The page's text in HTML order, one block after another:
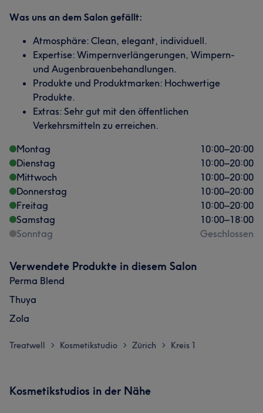
Was uns an dem Salon gefällt:
Atmosphäre: Clean, elegant, individuell.
Expertise: Wimpernverlängerungen, Wimpern-
und Augenbrauenbehandlungen.
Produkte und Produktmarken: Hochwertige
Produkte.
Extras: Sehr gut mit den öffentlichen
Verkehrsmitteln zu erreichen.
Montag
10:00–20:00
Dienstag
10:00–20:00
Mittwoch
10:00–20:00
Donnerstag
10:00–20:00
Freitag
10:00–20:00
Samstag
10:00–18:00
Sonntag
Geschlossen
Verwendete Produkte in diesem Salon
Perma Blend
Thuya
Zola
Treatwell > Kosmetikstudio > Zürich > Kreis 1
Kosmetikstudios in der Nähe